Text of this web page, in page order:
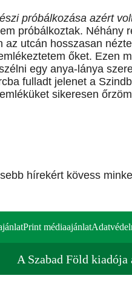
próbálkozása azért
próbálkoztak. Néhány
az utcán hosszasan
őket. Ezen
egy anya-lánya
fulladt jelenet a
sikeresen
hírekért kövess
Print médiaajánlat
A Szabad Föld